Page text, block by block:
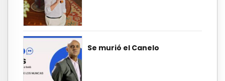
Se murió el Canelo